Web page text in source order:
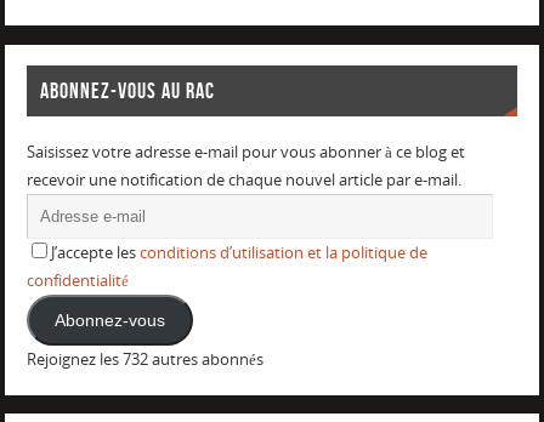
ABONNEZ-VOUS AU RAC
Saisissez votre adresse e-mail pour vous abonner à ce blog et
recevoir une notification de chaque nouvel article par e-mail.
J’accepte lesconditions d’utilisation et la politique de
confidentialité
Abonnez-vous
Rejoignez les 732 autres abonnés